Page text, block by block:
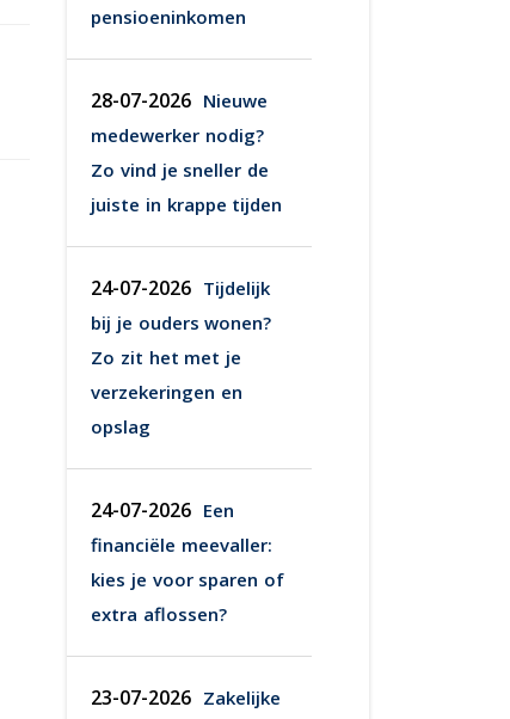
pensioeninkomen
28-07-2026 Nieuwe
medewerker nodig?
Zo vind je sneller de
juiste in krappe tijden
24-07-2026 Tijdelijk
bij je ouders wonen?
Zo zit het met je
verzekeringen en
opslag
24-07-2026 Een
financiële meevaller:
kies je voor sparen of
extra aflossen?
23-07-2026 Zakelijke